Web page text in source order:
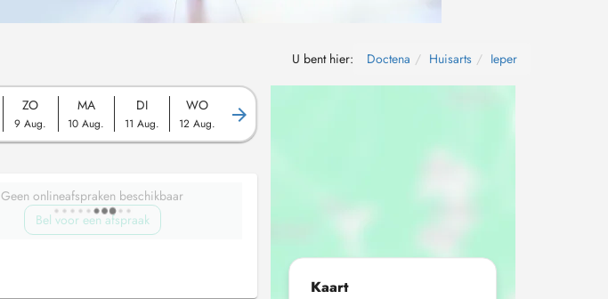
U bent hier: Doctena Huisarts Ieper
ZO
9 Aug.
MA
10 Aug.
DI
11 Aug.
WO
12 Aug.
Geen onlineafspraken beschikbaar
Bel voor een afspraak
Kaart